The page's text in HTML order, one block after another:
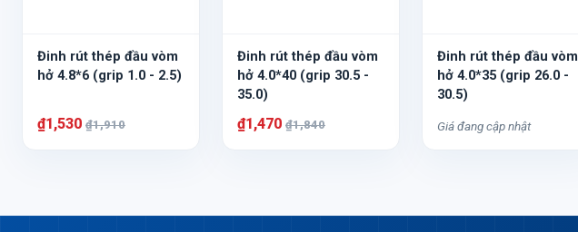
Đinh rút thép đầu vòm
hở 4.8*6 (grip 1.0 - 2.5)
₫1,530 ₫1,910
Đinh rút thép đầu vòm
hở 4.0*40 (grip 30.5 -
35.0)
₫1,470 ₫1,840
Đinh rút thép đầu vòm
hở 4.0*35 (grip 26.0 -
30.5)
Giá đang cập nhật